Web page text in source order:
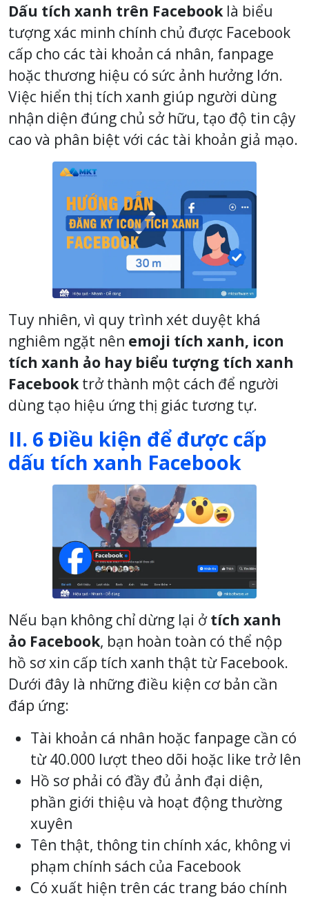
Dấu tích xanh trên Facebooklà biểu
tượng xác minh chính chủ được Facebook
cấp cho các tài khoản cá nhân, fanpage
hoặc thương hiệu có sức ảnh hưởng lớn.
Việc hiển thị tích xanh giúp người dùng
nhận diện đúng chủ sở hữu, tạo độ tin cậy
cao và phân biệt với các tài khoản giả mạo.
Tuy nhiên, vì quy trình xét duyệt khá
nghiêm ngặt nên emoji tích xanh, icon
tích xanh ảo hay biểu tượng tích xanh
Facebooktrở thành một cách để người
dùng tạo hiệu ứng thị giác tương tự.
II. 6 Điều kiện để được cấp
dấu tích xanh Facebook
Nếu bạn không chỉ dừng lại ởtích xanh
ảo Facebook, bạn hoàn toàn có thể nộp
hồ sơ xin cấp tích xanh thật từ Facebook.
Dưới đây là những điều kiện cơ bản cần
đáp ứng:
Tài khoản cá nhân hoặc fanpage cần có
từ 40.000 lượt theo dõi hoặc like trở lên
Hồ sơ phải có đầy đủ ảnh đại diện,
phần giới thiệu và hoạt động thường
xuyên
Tên thật, thông tin chính xác, không vi
phạm chính sách của Facebook
Có xuất hiện trên các trang báo chính